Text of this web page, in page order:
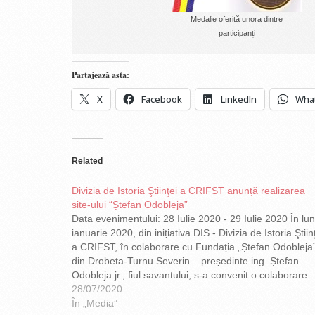
Medalie oferită unora dintre
participanți
Partajează asta:
X Facebook LinkedIn
Related
Divizia de Istoria Ştiinţei a CRIFST anunță realizarea
site-ului “Ștefan Odobleja”
Data evenimentului: 28 Iulie 2020 - 29 Iulie 2020 În
ianuarie 2020, din inițiativa DIS - Divizia de Istoria
a CRIFST, în colaborare cu Fundația „Ștefan
din Drobeta-Turnu Severin – președinte ing. Ștefan
Odobleja jr., fiul savantului, s-a convenit o colaborare
pentru conceperea și elaborarea site-ului dedicat
savant. Discuția despre această…
28/07/2020
În „Media”